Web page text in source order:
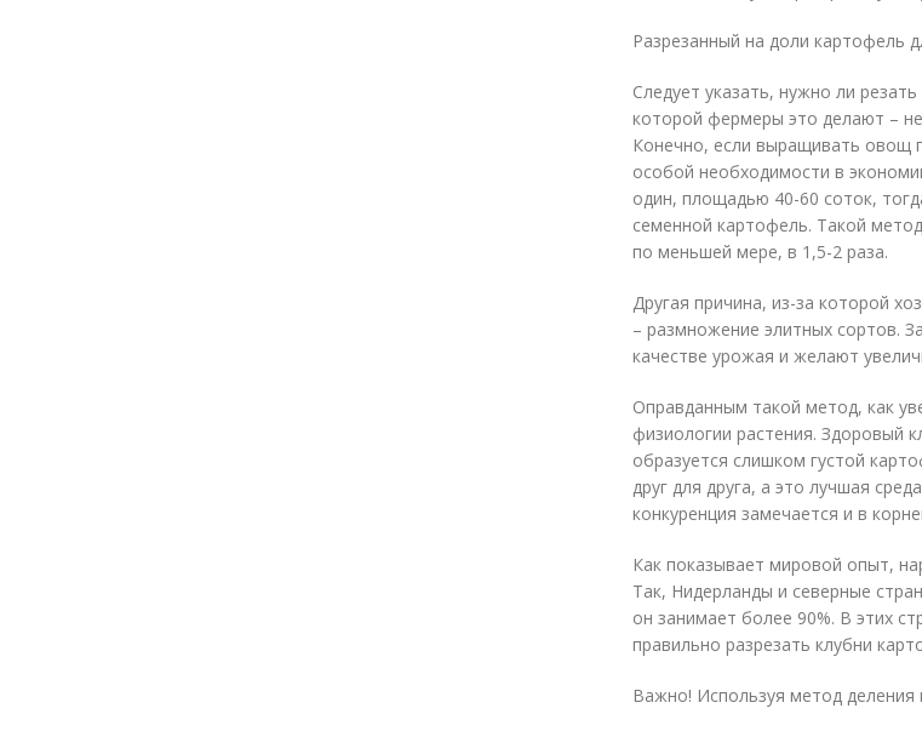
Разрезанный на доли картофель
Следует указать, нужно ли
которой фермеры это делают –
Конечно, если выращивать овощ
особой необходимости в
один, площадью 40-60 соток,
семенной картофель. Такой
по меньшей мере, в 1,5-2 раза.
Другая причина, из-за которой
– размножение элитных сортов.
качестве урожая и желают
Оправданным такой метод, как
физиологии растения. Здоровый
образуется слишком густой
друг для друга, а это лучшая
конкуренция замечается и в
Как показывает мировой опыт,
Так, Нидерланды и северные
он занимает более 90%. В этих
правильно разрезать клубни
Важно! Используя метод деления